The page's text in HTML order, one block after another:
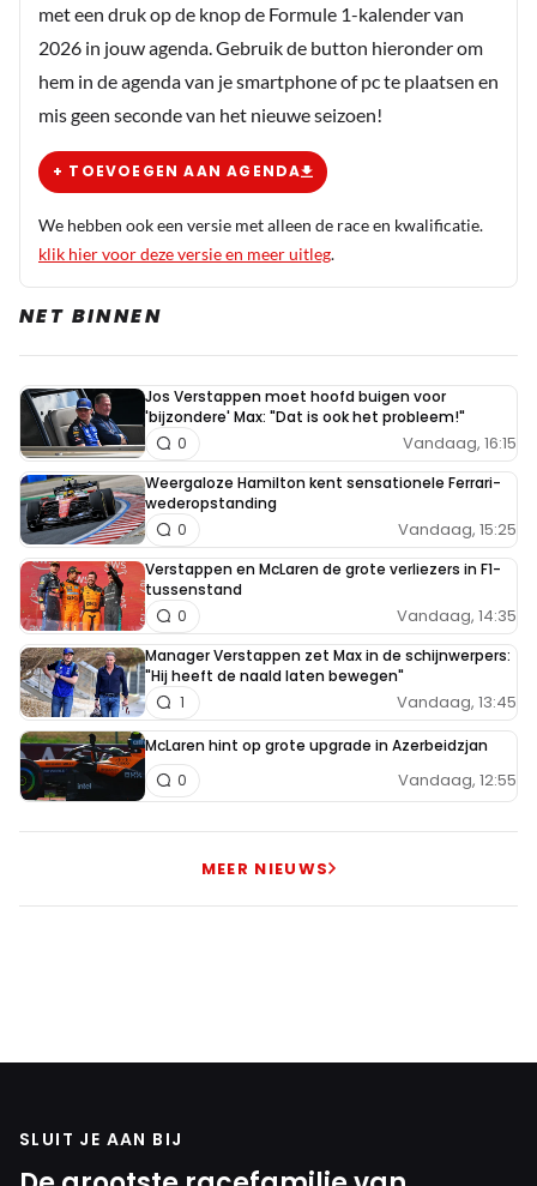
met een druk op de knop de Formule 1-kalender van
2026 in jouw agenda. Gebruik de button hieronder om
hem in de agenda van je smartphone of pc te plaatsen en
mis geen seconde van het nieuwe seizoen!
+ TOEVOEGEN AAN AGENDA
We hebben ook een versie met alleen de race en kwalificatie.
klik hier voor deze versie en meer uitleg.
NET BINNEN
Jos Verstappen moet hoofd buigen voor
'bijzondere' Max: "Dat is ook het probleem!"
Vandaag, 16:15
0
Weergaloze Hamilton kent sensationele Ferrari-
wederopstanding
Vandaag, 15:25
0
Verstappen en McLaren de grote verliezers in F1-
tussenstand
Vandaag, 14:35
0
Manager Verstappen zet Max in de schijnwerpers:
"Hij heeft de naald laten bewegen"
Vandaag, 13:45
1
McLaren hint op grote upgrade in Azerbeidzjan
Vandaag, 12:55
0
MEER NIEUWS
SLUIT JE AAN BIJ